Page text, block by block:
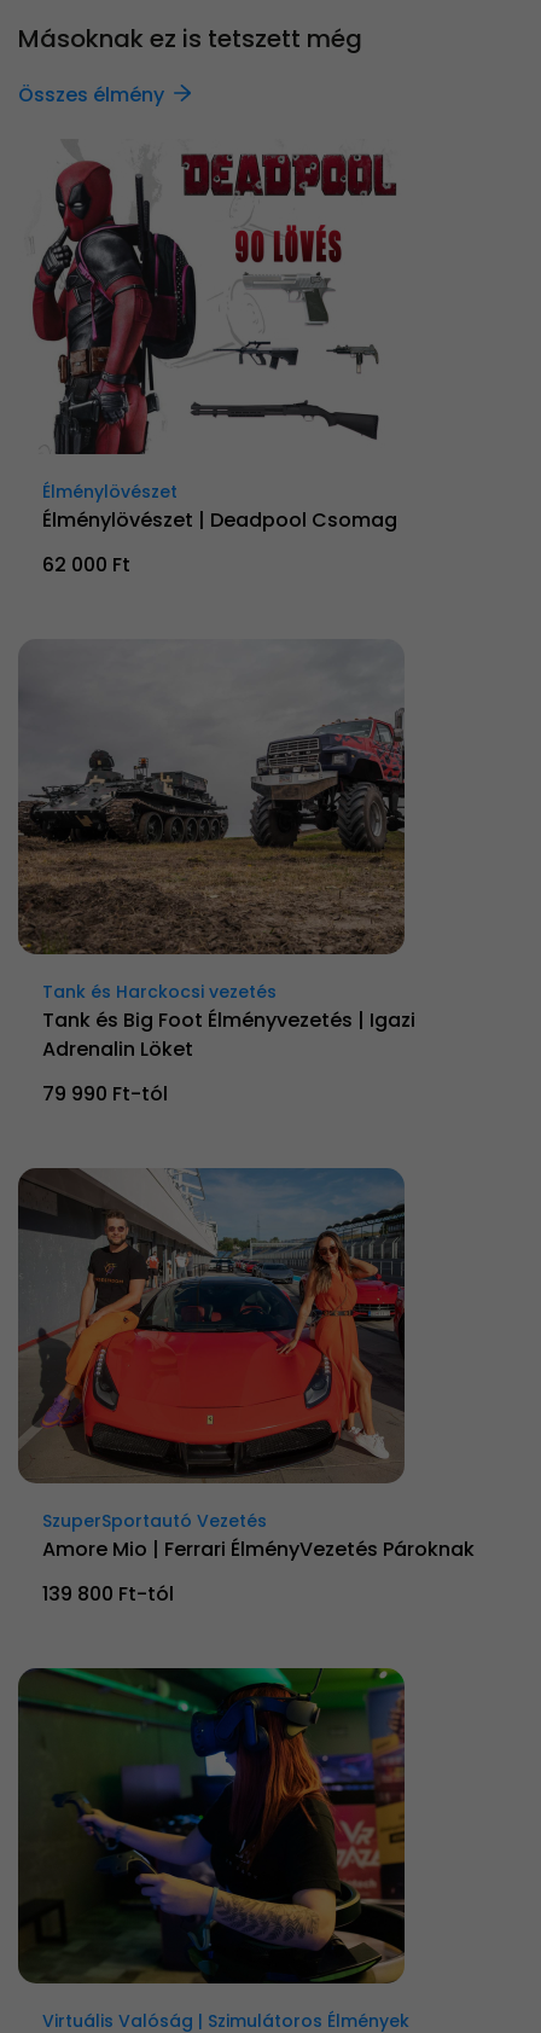
Másoknak ez is tetszett még
Összes élmény
Élménylövészet
Élménylövészet | Deadpool Csomag
62 000 Ft
Tank és Harckocsi vezetés
Tank és Big Foot Élményvezetés | Igazi
Adrenalin Löket
79 990 Ft-tól
SzuperSportautó Vezetés
Amore Mio | Ferrari ÉlményVezetés Pároknak
139 800 Ft-tól
Virtuális Valóság | Szimulátoros Élmények